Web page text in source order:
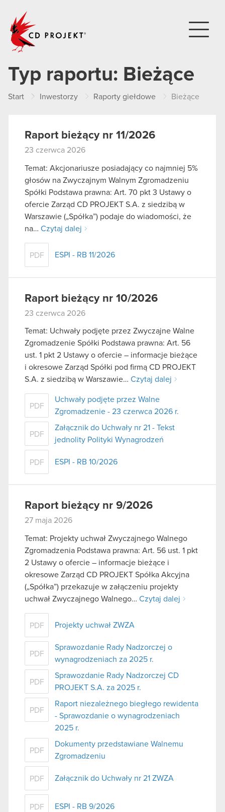
Typ raportu: Bieżące
Start Inwestorzy Raporty giełdowe Bieżące
Raport bieżący nr 11/2026
23 czerwca 2026
Temat: Akcjonariusze posiadający co najmniej 5%
głosów na Zwyczajnym Walnym Zgromadzeniu
Spółki Podstawa prawna: Art. 70 pkt 3 Ustawy o
ofercie Zarząd CD PROJEKT S.A. z siedzibą w
Warszawie („Spółka”) podaje do wiadomości, że
na… Czytaj dalej
PDF ESPI - RB 11/2026
Raport bieżący nr 10/2026
23 czerwca 2026
Temat: Uchwały podjęte przez Zwyczajne Walne
Zgromadzenie Spółki Podstawa prawna: Art. 56
ust. 1 pkt 2 Ustawy o ofercie – informacje bieżące
i okresowe Zarząd Spółki pod firmą CD PROJEKT
S.A. z siedzibą w Warszawie… Czytaj dalej
PDF
Uchwały podjęte przez Walne
Zgromadzenie - 23 czerwca 2026 r.
PDF
Załącznik do Uchwały nr 21 - Tekst
jednolity Polityki Wynagrodzeń
PDF ESPI - RB 10/2026
Raport bieżący nr 9/2026
27 maja 2026
Temat: Projekty uchwał Zwyczajnego Walnego
Zgromadzenia Podstawa prawna: Art. 56 ust. 1 pkt
2 Ustawy o ofercie – informacje bieżące i
okresowe Zarząd CD PROJEKT Spółka Akcyjna
(„Spółka”) przekazuje w załączeniu projekty
uchwał Zwyczajnego Walnego… Czytaj dalej
PDF Projekty uchwał ZWZA
PDF
Sprawozdanie Rady Nadzorczej o
wynagrodzeniach za 2025 r.
PDF
Sprawozdanie Rady Nadzorczej CD
PROJEKT S.A. za 2025 r.
PDF
Raport niezależnego biegłego rewidenta
- Sprawozdanie o wynagrodzeniach
2025 r.
PDF
Dokumenty przedstawiane Walnemu
Zgromadzeniu
PDF Załącznik do Uchwały nr 21 ZWZA
PDF ESPI - RB 9/2026